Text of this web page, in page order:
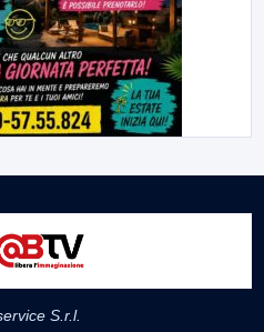
S.r.l.